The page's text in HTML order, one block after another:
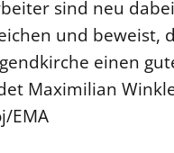
sind neu
und beweist,
einen
Maximilian
EMA